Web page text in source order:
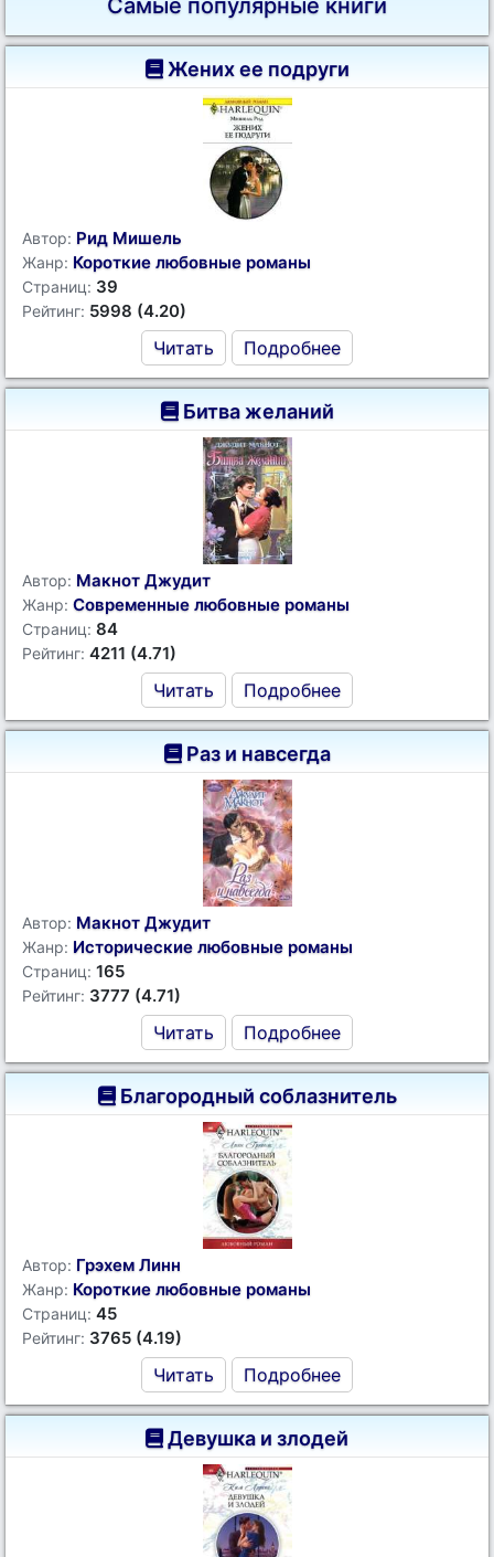
Самые популярные книги
Жених ее подруги
Автор: Рид Мишель
Жанр: Короткие любовные романы
Страниц: 39
Рейтинг: 5998 (4.20)
Читать Подробнее
Битва желаний
Автор: Макнот Джудит
Жанр: Современные любовные романы
Страниц: 84
Рейтинг: 4211 (4.71)
Читать Подробнее
Раз и навсегда
Автор: Макнот Джудит
Жанр: Исторические любовные романы
Страниц: 165
Рейтинг: 3777 (4.71)
Читать Подробнее
Благородный соблазнитель
Автор: Грэхем Линн
Жанр: Короткие любовные романы
Страниц: 45
Рейтинг: 3765 (4.19)
Читать Подробнее
Девушка и злодей